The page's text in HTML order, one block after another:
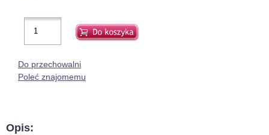
Do przechowalni
Poleć znajomemu
Opis: